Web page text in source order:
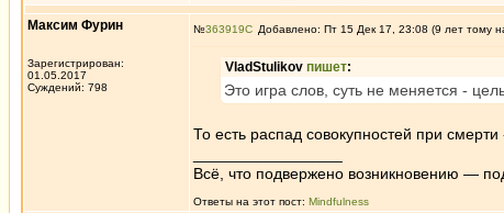
Максим Фурин
Зарегистрирован:
01.05.2017
Суждений: 798
№363919 Добавлено: Пт 15 Дек 17, 23:08 (9 лет тому
VladStulikov пишет:
Это игра слов, суть не меняется -
То есть распад совокупностей при смерти
Всё, что подвержено возникновению —
Ответы на этот пост: Mindfulness